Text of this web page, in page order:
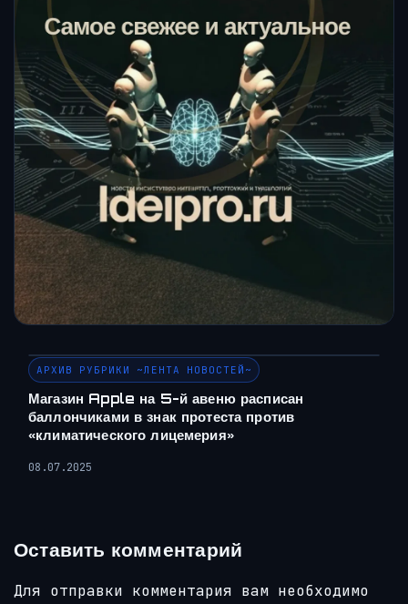
АРХИВ РУБРИКИ ~ЛЕНТА НОВОСТЕЙ~
Магазин Apple на 5-й авеню расписан
баллончиками в знак протеста против
«климатического лицемерия»
08.07.2025
Оставить комментарий
Для отправки комментария вам необходимо